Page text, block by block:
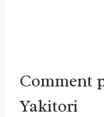
Comment
Yakitori